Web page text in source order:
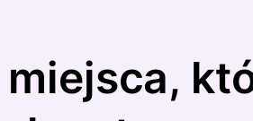
miejsca,